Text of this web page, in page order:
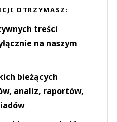
OTRZYMASZ:
treści
na naszym
bieżących
analiz, raportów,